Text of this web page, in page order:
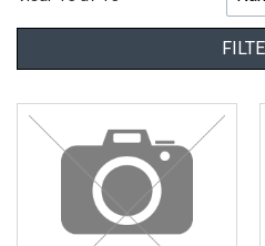
FORDONSVERKTYG SPECIFIKA
FORDONSVERKTYG UNIVERSAL
FÖRBRUKNING